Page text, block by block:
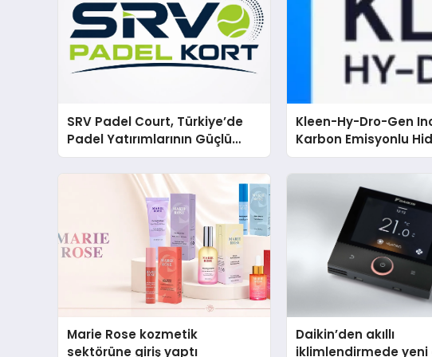
SRV Padel Court, Türkiye’de
Padel Yatırımlarının Güçlü
Markası Olmayı Sürdürüyor
Kleen-Hy-Dro-Gen
Karbon Emisyonlu
Isıtma
Marie Rose kozmetik
sektörüne giriş yaptı
Daikin’den akıllı
iklimlendirmede yeni